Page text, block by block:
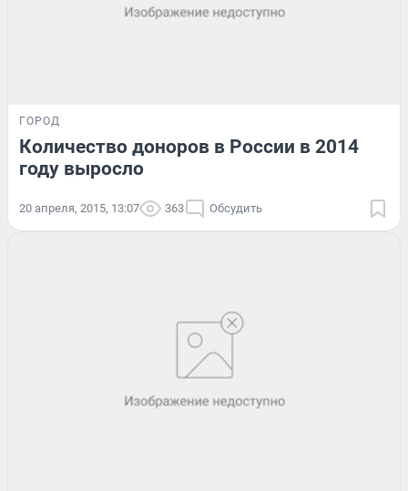
ГОРОД
Количество доноров в России в 2014
году выросло
20 апреля, 2015, 13:07 363 Обсудить